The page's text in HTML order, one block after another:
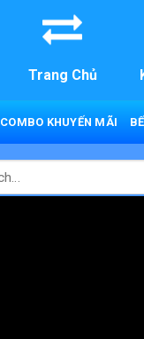
Trang Chủ
COMBO KHUYẾN MÃI